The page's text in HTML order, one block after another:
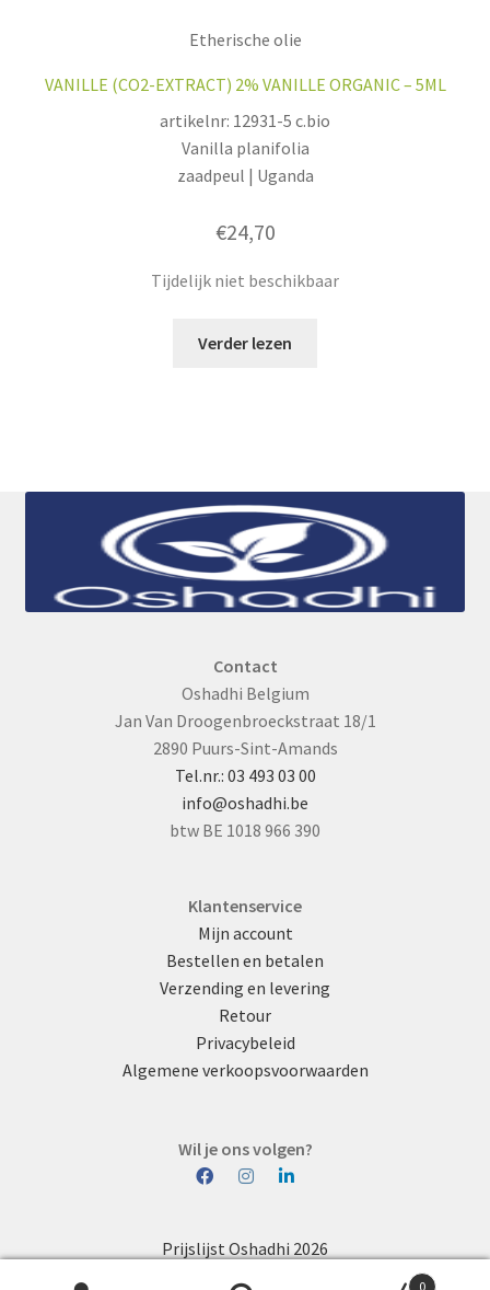
Etherische olie
VANILLE (CO2-EXTRACT) 2% VANILLE ORGANIC – 5ML
artikelnr: 12931-5 c.bio
Vanilla planifolia
zaadpeul | Uganda
€24,70
Tijdelijk niet beschikbaar
Verder lezen
Contact
Oshadhi Belgium
Jan Van Droogenbroeckstraat 18/1
2890 Puurs-Sint-Amands
Tel.nr.: 03 493 03 00
info@oshadhi.be
btw BE 1018 966 390
Klantenservice
Mijn account
Bestellen en betalen
Verzending en levering
Retour
Privacybeleid
Algemene verkoopsvoorwaarden
Wil je ons volgen?
Prijslijst Oshadhi 2026
0